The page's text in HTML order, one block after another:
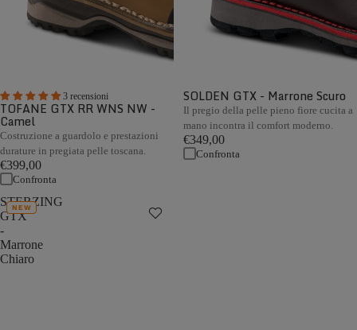
3 recensioni
TOFANE GTX RR WNS NW -
Camel
Costruzione a guardolo e prestazioni
durature in pregiata pelle toscana.
€399,00
Confronta
SOLDEN GTX - Marrone Scuro
Il pregio della pelle pieno fiore cucita a
mano incontra il comfort moderno.
€349,00
Confronta
STERZING
GTX
-
Marrone
Chiaro
NEW